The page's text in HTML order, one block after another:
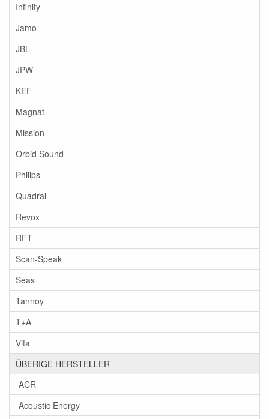
Infinity
Jamo
JBL
JPW
KEF
Magnat
Mission
Orbid Sound
Philips
Quadral
Revox
RFT
Scan-Speak
Seas
Tannoy
T+A
Vifa
ÜBERIGE HERSTELLER
ACR
Acoustic Energy